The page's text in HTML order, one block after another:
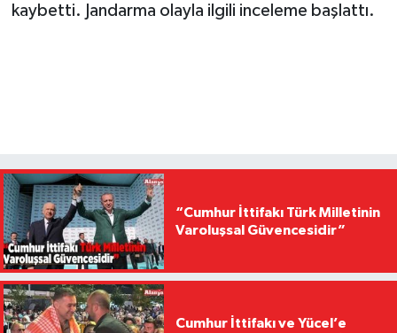
kaybetti. Jandarma olayla ilgili inceleme başlattı.
“Cumhur İttifakı Türk Milletinin
Varoluşsal Güvencesidir”
Cumhur İttifakı ve Yücel’e